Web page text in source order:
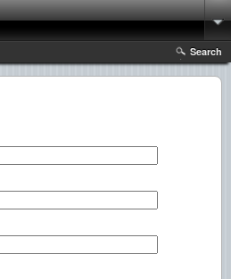
Search